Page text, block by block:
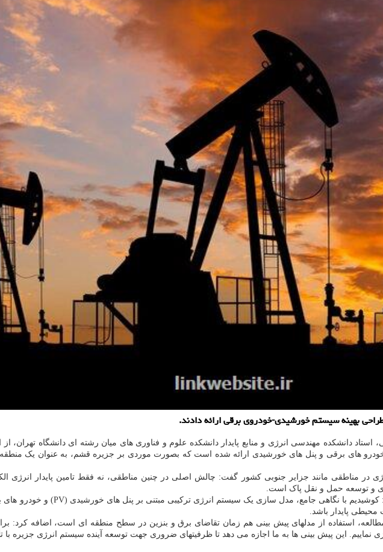
بهینه سیستم خورشیدی-خودروی برقی ارائه دادند.
دانشکده مهندسی انرژی و منابع پایدار دانشکده علوم و فناوری های میان رشته ای دانشگاه تهران،
های برقی و پنل های خورشیدی ارائه شده است که بصورت موردی بر جزیره قشم، به عنوان یک منطقه
در مناطقی مانند جزایر جنوبی کشور گفت: چالش اصلی در چنین مناطقی، نه فقط تامین پایدار انرژی
و توسعه حمل و نقل پاک است.
پایدار باشد.
استفاده از مدلهای پیش بینی هم زمان تقاضای برق و بنزین در سطح منطقه ای است، اضافه کرد: